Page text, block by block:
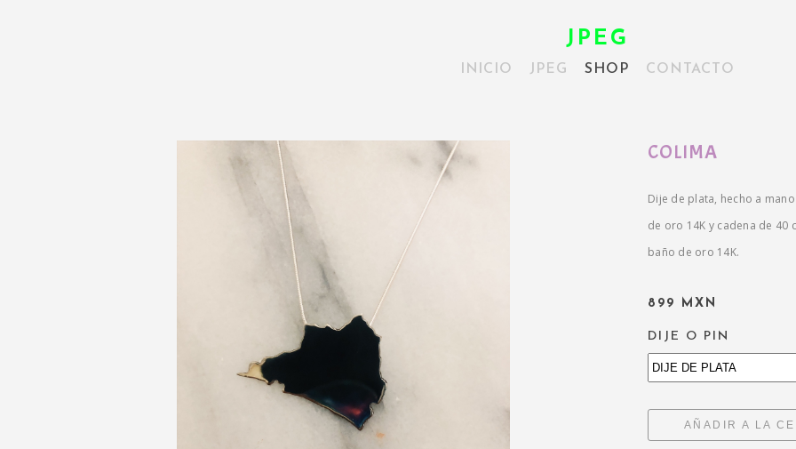
JPEG
INICIO JPEG SHOP CONTACTO
COLIMA
Dije de plata, hecho a
de oro 14K y cadena de
baño de oro 14K.
899 MXN
DIJE O PIN
AÑADIR A LA